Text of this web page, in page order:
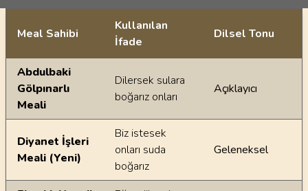
Ayetin meallerindeki dilsel farklılıklar
Meal Sahibi
Kullanılan
İfade
Dilsel Tonu
Abdulbaki
Gölpınarlı
Meali
Dilersek sulara
boğarız onları
Açıklayıcı
Diyanet İşleri
Meali (Yeni)
Biz istesek
onları suda
boğarız
Geleneksel